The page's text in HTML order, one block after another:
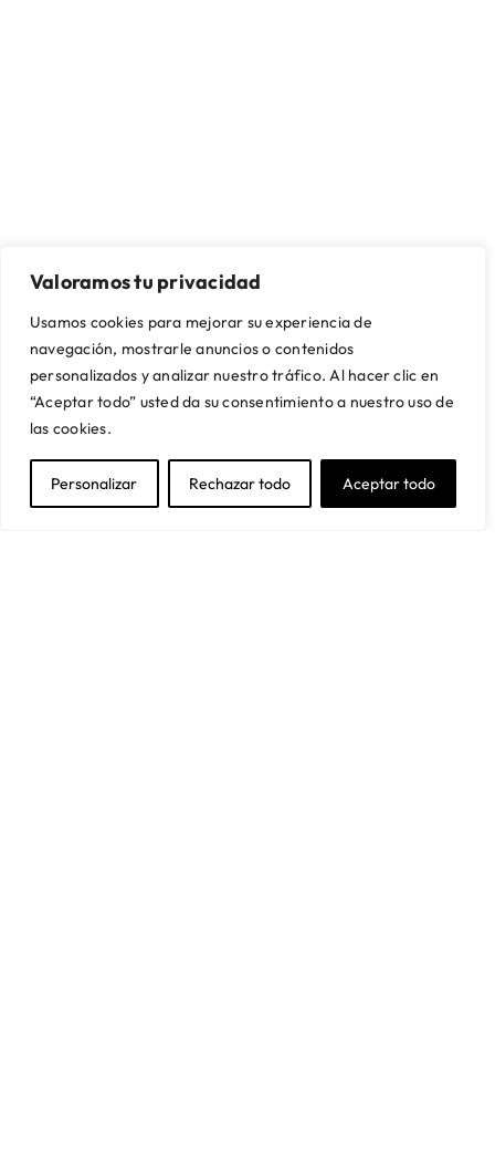
Valoramos tu privacidad
Usamos cookies para mejorar su experiencia de
navegación, mostrarle anuncios o contenidos
personalizados y analizar nuestro tráfico. Al hacer clic en
“Aceptar todo” usted da su consentimiento a nuestro uso de
las cookies.
Personalizar Rechazar todo Aceptar todo
SOBRE NOSOTROS
Quienes somos
Nuestras tiendas
Artikalia Pro
Servicio de Proyectos
Trabaja con nosotros
CONTACTO Y ASISTENCIA
Financiación
Preguntas frecuentes